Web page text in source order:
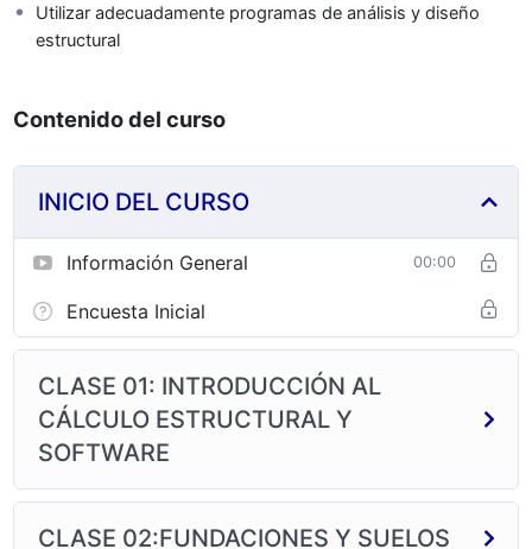
Utilizar adecuadamente programas de análisis y diseño
estructural
Contenido del curso
INICIO DEL CURSO
Información General 00:00
Encuesta Inicial
CLASE 01: INTRODUCCIÓN AL
CÁLCULO ESTRUCTURAL Y
SOFTWARE
CLASE 02:FUNDACIONES Y SUELOS